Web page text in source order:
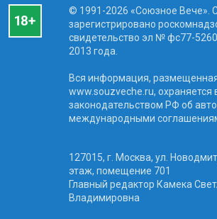
© 1991-2026 «Союзное Вече».
зарегистрировано
свидетельство эл № фc77-
2013 года.
Вся информация,
www.souzveche.ru, охраняется
законодательством РФ об
международными
127015, г. Москва, ул.
этаж, помещение 701
Главный редактор Камека
Владимировна